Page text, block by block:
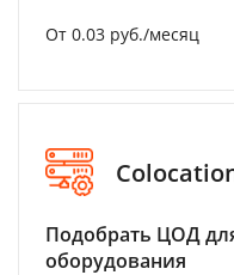
От 0.03 руб./месяц
Подобрать ЦОД
оборудования